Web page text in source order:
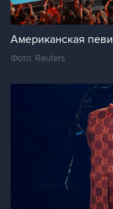
Американская
Фото: Reuters